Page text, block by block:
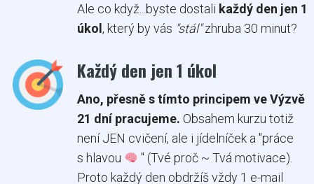
Ale co když...byste dostali každý den jen 1
úkol, který by vás "stál"zhruba 30 minut?
Každý den jen 1 úkol
Ano, přesně s tímto principem ve Výzvě
21 dní pracujeme. Obsahem kurzu totiž
není JEN cvičení, ale i jídelníček a "práce
s hlavou
" (Tvé proč ~ Tvá motivace).
Proto každý den obdržíš vždy 1 e-mail